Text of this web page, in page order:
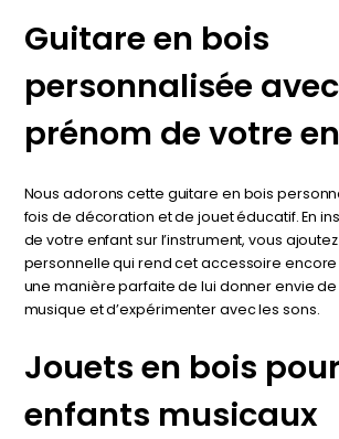
Guitare en bois
personnalisée
prénom de votre
Nous adorons cette guitare en bois
fois de décoration et de jouet éducatif. En
de votre enfant sur l’instrument, vous
personnelle qui rend cet accessoire encore
une manière parfaite de lui donner envie
musique et d’expérimenter avec les sons.
Jouets en bois pour
enfants musicaux